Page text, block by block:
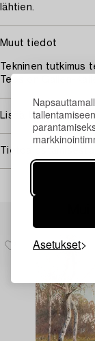
Asetukset
lähtien.
Muut tiedot
Tekninen tutkimus
Teos on Gallen-
Lisää taiteilijasta
Tietoa ostamisesta